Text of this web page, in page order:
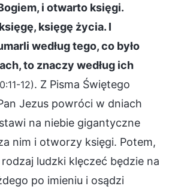
i otwarto księgi.
księgę życia. I
według tego, co było
to znaczy według ich
12). Z Pisma Świętego
Jezus powróci w dniach
na niebie gigantyczne
nim i otworzy księgi. Potem,
ludzki klęczeć będzie na
po imieniu i osądzi